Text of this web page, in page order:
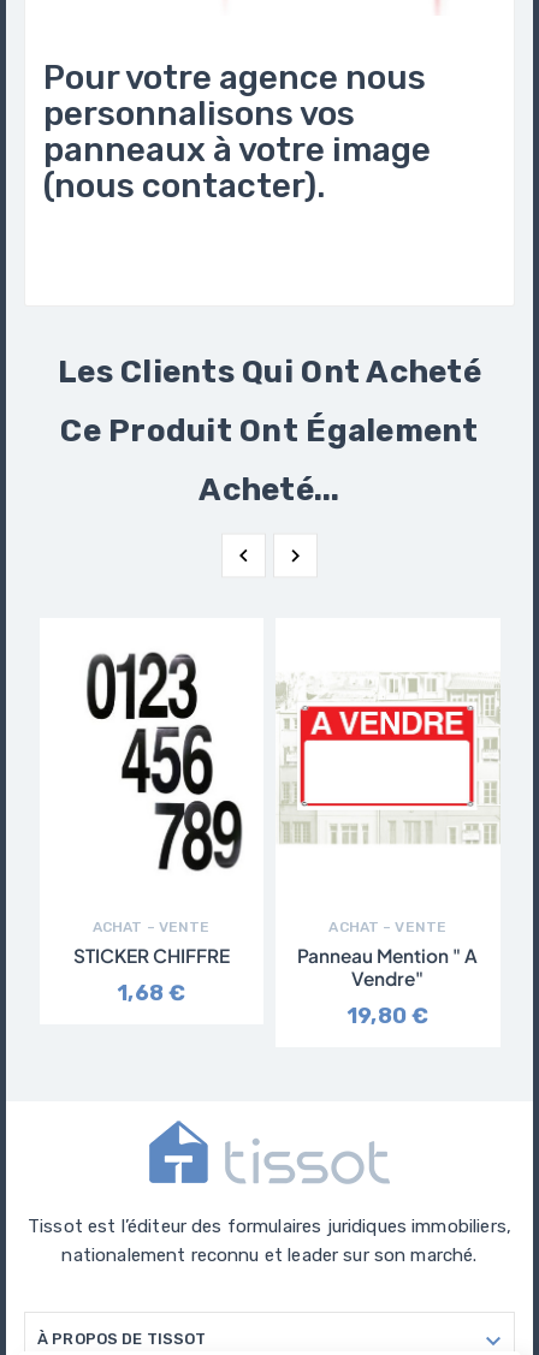
Pour votre agence nous
personnalisons vos
panneaux à votre image
(nous contacter).
Les Clients Qui Ont Acheté
Ce Produit Ont Également
Acheté...
 
ACHAT – VENTE
STICKER CHIFFRE
1,68 €
ACHAT – VENTE
Panneau Mention " A
Vendre"
19,80 €
Tissot est l’éditeur des formulaires juridiques immobiliers,
nationalement reconnu et leader sur son marché.
À PROPOS DE TISSOT 